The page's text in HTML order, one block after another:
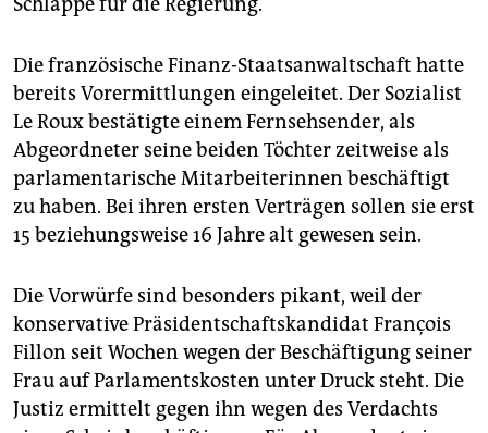
Die französische Finanz-Staatsanwaltschaft hatte
bereits Vorermittlungen eingeleitet. Der Sozialist
Le Roux bestätigte einem Fernsehsender, als
Abgeordneter seine beiden Töchter zeitweise als
parlamentarische Mitarbeiterinnen beschäftigt
zu haben. Bei ihren ersten Verträgen sollen sie erst
15 beziehungsweise 16 Jahre alt gewesen sein.
Die Vorwürfe sind besonders pikant, weil der
konservative Präsidentschaftskandidat François
Fillon seit Wochen wegen der Beschäftigung seiner
Frau auf Parlamentskosten unter Druck steht. Die
Justiz ermittelt gegen ihn wegen des Verdachts